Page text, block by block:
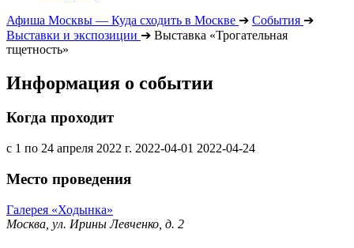
Афиша Москвы — Куда сходить в Москве ➔ События ➔
Выставки и экспозиции ➔ Выставка «Трогательная
тщетность»
Информация о событии
Когда проходит
с 1 по 24 апреля 2022 г. 2022-04-01 2022-04-24
Место проведения
Галерея «Ходынка»
Москва, ул. Ирины Левченко, д. 2